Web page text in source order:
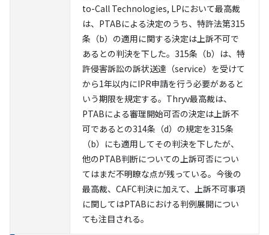
to-Call Technologies, LPにおいて最高裁
は、PTABによる決定のうち、特許法第315
条（b）の適用に関する決定は上訴不可で
あるとの判決を下した。315条（b）は、特
許侵害訴訟の訴状送達（service）を受けて
から1年以内にIPR申請を行う必要があると
いう期限を規定する。Thryv最高裁は、
PTABによる審理開始可否の決定は上訴不
可であるとの314条（d）の規定を315条
（b）にも適用してその判決を下したが、
他のPTAB判断についての上訴可否につい
てはまだ不明瞭な点が残っている。今後の
最高裁、CAFC判決に加えて、上訴不可事項
に関してはPTABにおける判例展開につい
ても注目される。